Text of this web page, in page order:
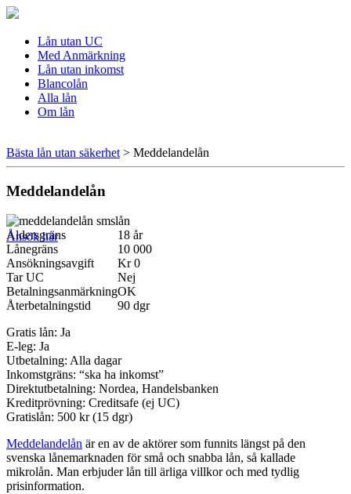
Lån utan UC
Med Anmärkning
Lån utan inkomst
Blancolån
Alla lån
Om lån
Ansök här
Bästa lån utan säkerhet > Meddelandelån
Meddelandelån
Åldersgräns
18 år
Lånegräns
10 000
Ansökningsavgift
Kr 0
Tar UC
Nej
BetalningsanmärkningOK
Återbetalningstid
90 dgr
Gratis lån: Ja
E-leg: Ja
Utbetalning: Alla dagar
Inkomstgräns: “ska ha inkomst”
Direktutbetalning: Nordea, Handelsbanken
Kreditprövning: Creditsafe (ej UC)
Gratislån: 500 kr (15 dgr)
Meddelandelån är en av de aktörer som funnits längst på den
svenska lånemarknaden för små och snabba lån, så kallade
mikrolån. Man erbjuder lån till ärliga villkor och med tydlig
prisinformation.